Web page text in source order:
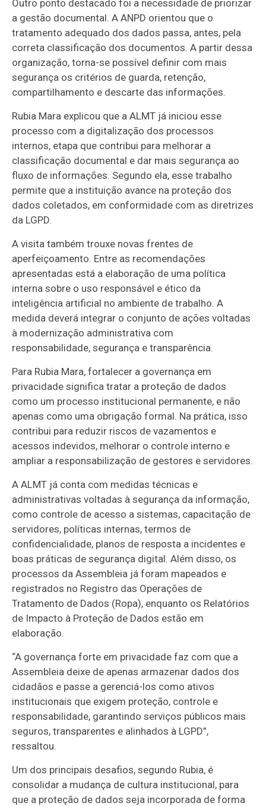
Outro ponto destacado foi a necessidade de priorizar
a gestão documental. A ANPD orientou que o
tratamento adequado dos dados passa, antes, pela
correta classificação dos documentos. A partir dessa
organização, torna-se possível definir com mais
segurança os critérios de guarda, retenção,
compartilhamento e descarte das informações.
Rubia Mara explicou que a ALMT já iniciou esse
processo com a digitalização dos processos
internos, etapa que contribui para melhorar a
classificação documental e dar mais segurança ao
fluxo de informações. Segundo ela, esse trabalho
permite que a instituição avance na proteção dos
dados coletados, em conformidade com as diretrizes
da LGPD.
A visita também trouxe novas frentes de
aperfeiçoamento. Entre as recomendações
apresentadas está a elaboração de uma política
interna sobre o uso responsável e ético da
inteligência artificial no ambiente de trabalho. A
medida deverá integrar o conjunto de ações voltadas
à modernização administrativa com
responsabilidade, segurança e transparência.
Para Rubia Mara, fortalecer a governança em
privacidade significa tratar a proteção de dados
como um processo institucional permanente, e não
apenas como uma obrigação formal. Na prática, isso
contribui para reduzir riscos de vazamentos e
acessos indevidos, melhorar o controle interno e
ampliar a responsabilização de gestores e servidores.
A ALMT já conta com medidas técnicas e
administrativas voltadas à segurança da informação,
como controle de acesso a sistemas, capacitação de
servidores, políticas internas, termos de
confidencialidade, planos de resposta a incidentes e
boas práticas de segurança digital. Além disso, os
processos da Assembleia já foram mapeados e
registrados no Registro das Operações de
Tratamento de Dados (Ropa), enquanto os Relatórios
de Impacto à Proteção de Dados estão em
elaboração.
“A governança forte em privacidade faz com que a
Assembleia deixe de apenas armazenar dados dos
cidadãos e passe a gerenciá-los como ativos
institucionais que exigem proteção, controle e
responsabilidade, garantindo serviços públicos mais
seguros, transparentes e alinhados à LGPD”,
ressaltou.
Um dos principais desafios, segundo Rubia, é
consolidar a mudança de cultura institucional, para
que a proteção de dados seja incorporada de forma